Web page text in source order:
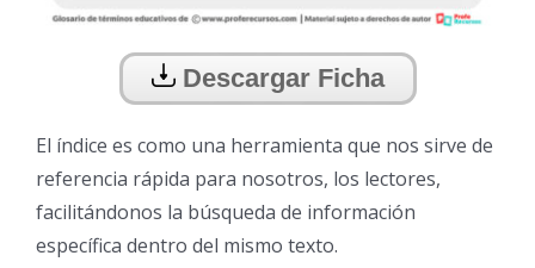
Descargar Ficha
El índice es como una herramienta que nos sirve de
referencia rápida para nosotros, los lectores,
facilitándonos la búsqueda de información
específica dentro del mismo texto.